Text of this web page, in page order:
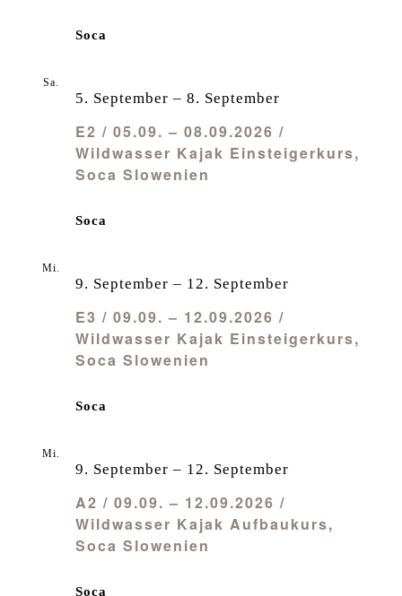
Soca
Sa.
E2 / 05.09. – 08.09.2026 /
Wildwasser Kajak Einsteigerkurs,
Soca Slowenien
5. September – 8. September
Soca
Mi.
E3 / 09.09. – 12.09.2026 /
Wildwasser Kajak Einsteigerkurs,
Soca Slowenien
9. September – 12. September
Soca
Mi.
A2 / 09.09. – 12.09.2026 /
Wildwasser Kajak Aufbaukurs,
Soca Slowenien
9. September – 12. September
Soca